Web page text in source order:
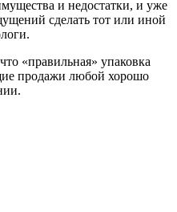
и недостатки, и уже
сделать тот или иной
«правильная» упаковка
продажи любой хорошо